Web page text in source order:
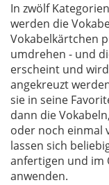
In zwölf
werden die
Vokabelkärtchen
umdrehen - und
erscheint und
angekreuzt
sie in seine
dann die
oder noch einmal
lassen sich
anfertigen und im
anwenden.